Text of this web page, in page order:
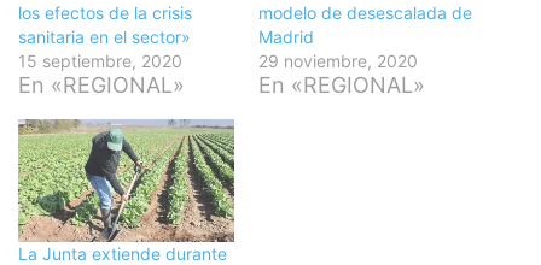
los efectos de la crisis
sanitaria en el sector»
15 septiembre, 2020
En «REGIONAL»
modelo de desescalada de
Madrid
29 noviembre, 2020
En «REGIONAL»
La Junta extiende durante